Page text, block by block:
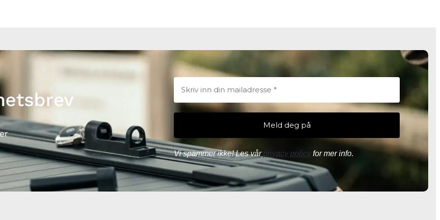
Vi spammer ikke! Les vårprivacy policyfor mer info.